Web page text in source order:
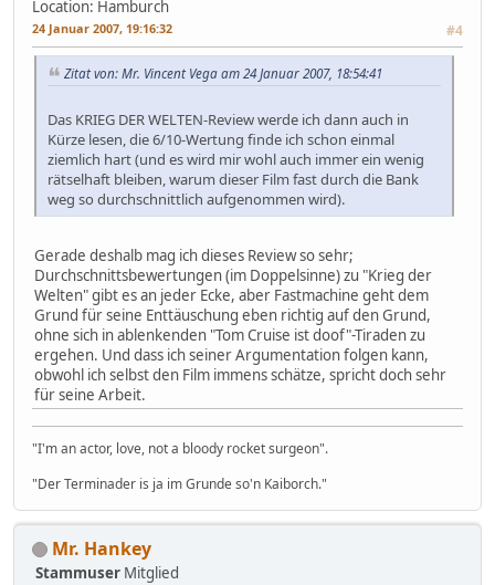
Location: Hamburch
24 Januar 2007, 19:16:32 #4
Zitat von: Mr. Vincent Vega am 24 Januar 2007, 18:54:41
Das KRIEG DER WELTEN-Review werde ich dann auch in
Kürze lesen, die 6/10-Wertung finde ich schon einmal
ziemlich hart (und es wird mir wohl auch immer ein wenig
rätselhaft bleiben, warum dieser Film fast durch die Bank
weg so durchschnittlich aufgenommen wird).
Gerade deshalb mag ich dieses Review so sehr;
Durchschnittsbewertungen (im Doppelsinne) zu "Krieg der
Welten" gibt es an jeder Ecke, aber Fastmachine geht dem
Grund für seine Enttäuschung eben richtig auf den Grund,
ohne sich in ablenkenden "Tom Cruise ist doof"-Tiraden zu
ergehen. Und dass ich seiner Argumentation folgen kann,
obwohl ich selbst den Film immens schätze, spricht doch sehr
für seine Arbeit.
"I'm an actor, love, not a bloody rocket surgeon".
"Der Terminader is ja im Grunde so'n Kaiborch."
Mr. Hankey
Stammuser Mitglied